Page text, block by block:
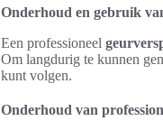
Onderhoud en gebruik
Een professioneel
Om langdurig te kunnen
kunt volgen.
Onderhoud van